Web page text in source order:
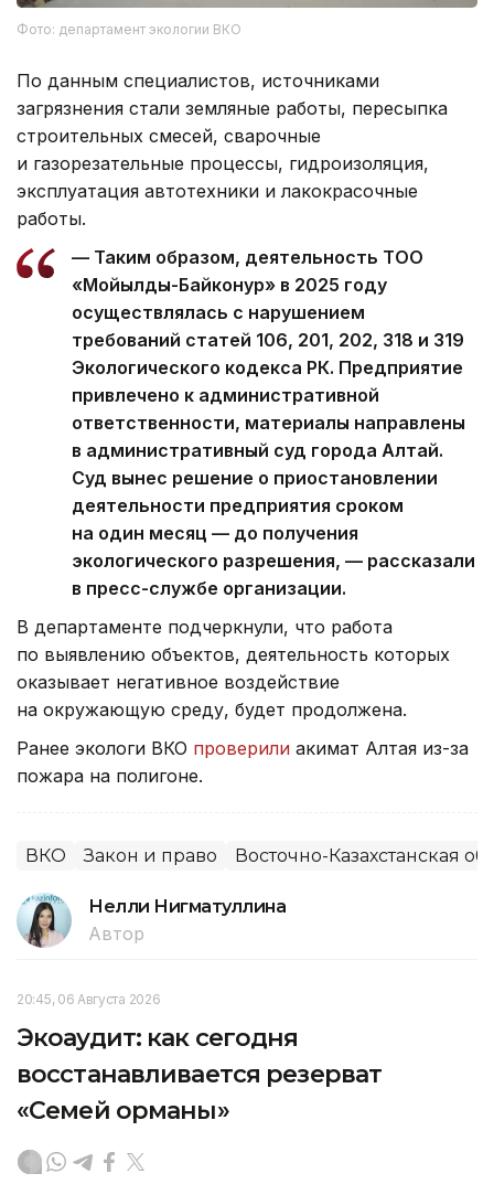
Фото: департамент экологии ВКО
По данным специалистов, источниками
загрязнения стали земляные работы, пересыпка
строительных смесей, сварочные
и газорезательные процессы, гидроизоляция,
эксплуатация автотехники и лакокрасочные
работы.
— Таким образом, деятельность ТОО
«Мойылды-Байконур» в 2025 году
осуществлялась с нарушением
требований статей 106, 201, 202, 318 и 319
Экологического кодекса РК. Предприятие
привлечено к административной
ответственности, материалы направлены
в административный суд города Алтай.
Суд вынес решение о приостановлении
деятельности предприятия сроком
на один месяц — до получения
экологического разрешения, — рассказали
в пресс-службе организации.
В департаменте подчеркнули, что работа
по выявлению объектов, деятельность которых
оказывает негативное воздействие
на окружающую среду, будет продолжена.
Ранее экологи ВКО проверили акимат Алтая из-за
пожара на полигоне.
ВКО Закон и право Восточно-Казахстанская
Нелли Нигматуллина
Автор
20:45, 06 Августа 2026
Экоаудит: как сегодня
восстанавливается резерват
«Семей орманы»